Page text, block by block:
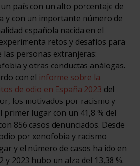
país con un alto porcentaje de
y con un importante número de
española nacida en el
retos y desafíos para
las personas extranjeras:
y otras conductas análogas.
con el informe sobre la
de odio en España 2023 del
los motivados por racismo y
primer lugar con un 41,8 % del
856 casos denunciados. Desde
por xenofobia y racismo
y el número de casos ha ido en
y 2023 hubo un alza del 13,38 %.